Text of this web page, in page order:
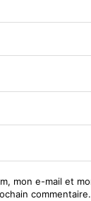
mon e-mail et
commentaire.